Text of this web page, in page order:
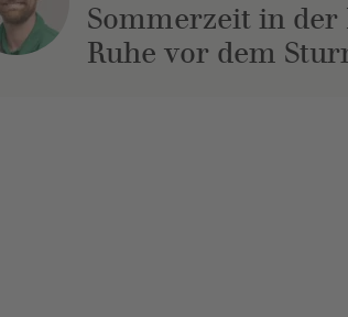
Sommerzeit in
Ruhe vor dem